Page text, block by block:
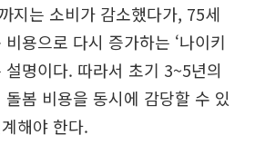
지는 소비가 감소했다가, 75세
용으로 다시 증가하는 ‘나이키
설명이다. 따라서 초기 3~5년의
봄 비용을 동시에 감당할 수 있
해야 한다.